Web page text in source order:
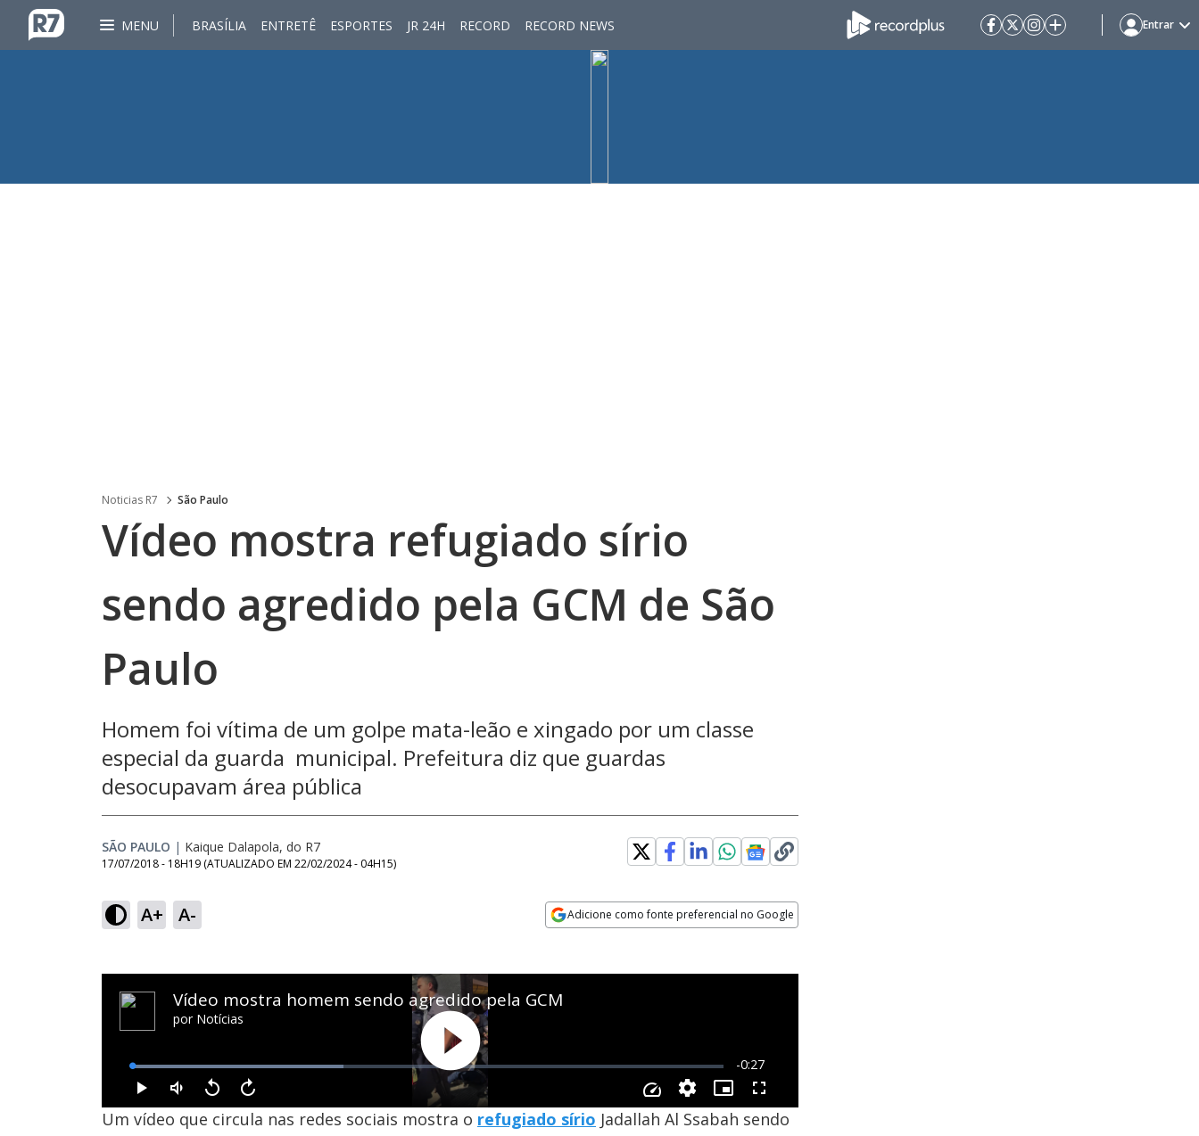
MENU BRASÍLIA ENTRETÊ ESPORTES JR 24H RECORD RECORD NEWS Entrar
Noticias R7 São Paulo
Vídeo mostra refugiado sírio
sendo agredido pela GCM de São
Paulo
Homem foi vítima de um golpe mata-leão e xingado por um classe
especial da guarda municipal. Prefeitura diz que guardas
desocupavam área pública
SÃO PAULO | Kaique Dalapola, do R7
17/07/2018 - 18H19 (ATUALIZADO EM 22/02/2024 - 04H15)
A+ A- Adicione como fonte preferencial no Google
Um vídeo que circula nas redes sociais mostra o refugiado sírio Jadallah Al Ssabah sendo